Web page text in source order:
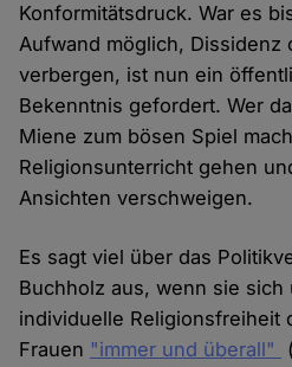
Konformitätsdruck. War es
Aufwand möglich, Dissidenz
verbergen, ist nun ein
Bekenntnis gefordert. Wer
Miene zum bösen Spiel
Religionsunterricht gehen
Ansichten verschweigen.
Es sagt viel über das
Buchholz aus, wenn sie
individuelle Religionsfreiheit
Frauen "immer und überall"